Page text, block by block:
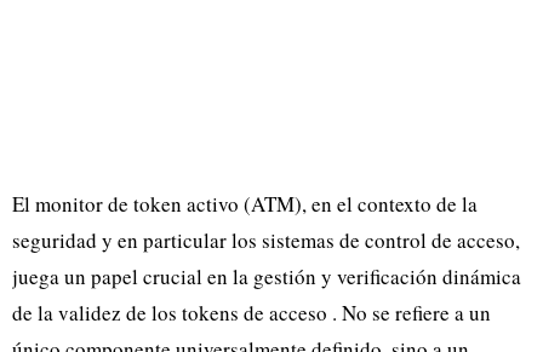
El monitor de token activo (ATM), en el contexto de la
seguridad y en particular los sistemas de control de acceso,
juega un papel crucial en la gestión y verificación dinámica
de la validez de los tokens de acceso . No se refiere a un